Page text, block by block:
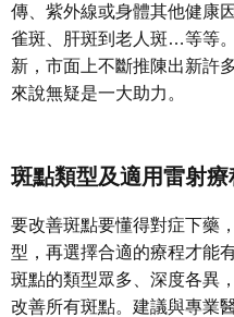
傳、紫外線或身體其他健康
雀斑、肝斑到老人斑…等等
新，市面上不斷推陳出新許
來說無疑是一大助力。
斑點類型及適用雷射療
要改善斑點要懂得對症下藥
型，再選擇合適的療程才能
斑點的類型眾多、深度各異
改善所有斑點。建議與專業